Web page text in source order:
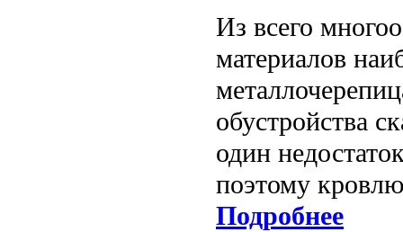
Из всего
материалов
обустройства
один
поэтому
Подробнее